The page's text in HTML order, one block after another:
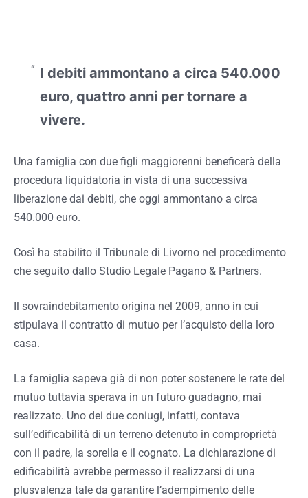
I debiti ammontano a circa 540.000
euro, quattro anni per tornare a
vivere.
Una famiglia con due figli maggiorenni beneficerà della
procedura liquidatoria in vista di una successiva
liberazione dai debiti, che oggi ammontano a circa
540.000 euro.
Così ha stabilito il Tribunale di Livorno nel procedimento
che seguito dallo Studio Legale Pagano & Partners.
Il sovraindebitamento origina nel 2009, anno in cui
stipulava il contratto di mutuo per l’acquisto della loro
casa.
La famiglia sapeva già di non poter sostenere le rate del
mutuo tuttavia sperava in un futuro guadagno, mai
realizzato. Uno dei due coniugi, infatti, contava
sull’edificabilità di un terreno detenuto in comproprietà
con il padre, la sorella e il cognato. La dichiarazione di
edificabilità avrebbe permesso il realizzarsi di una
plusvalenza tale da garantire l’adempimento delle